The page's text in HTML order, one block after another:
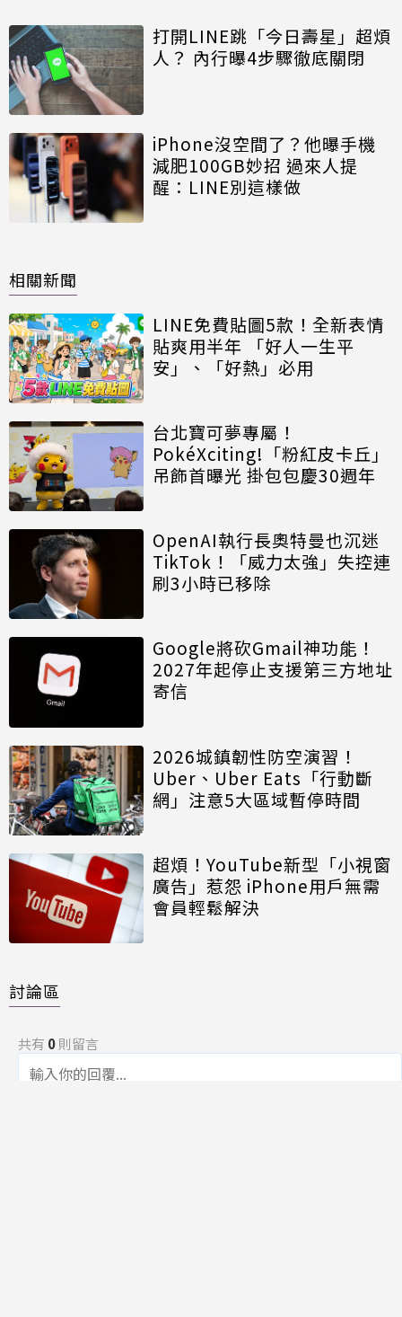
打開LINE跳「今日壽星」超煩
人？ 內行曝4步驟徹底關閉
iPhone沒空間了？他曝手機
減肥100GB妙招 過來人提
醒：LINE別這樣做
相關新聞
LINE免費貼圖5款！全新表情
貼爽用半年 「好人一生平
安」、「好熱」必用
台北寶可夢專屬！
PokéXciting!「粉紅皮卡丘」
吊飾首曝光 掛包包慶30週年
OpenAI執行長奧特曼也沉迷
TikTok！「威力太強」失控連
刷3小時已移除
Google將砍Gmail神功能！
2027年起停止支援第三方地址
寄信
2026城鎮韌性防空演習！
Uber、Uber Eats「行動斷
網」注意5大區域暫停時間
超煩！YouTube新型「小視窗
廣告」惹怨 iPhone用戶無需
會員輕鬆解決
討論區
共有 0則留言